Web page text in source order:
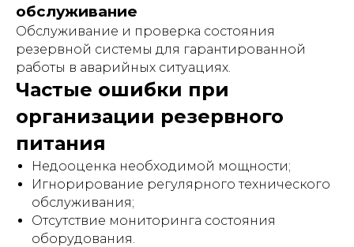
обслуживание
Обслуживание и проверка состояния
резервной системы для гарантированной
работы в аварийных ситуациях.
Частые ошибки при
организации резервного
питания
Недооценка необходимой мощности;
Игнорирование регулярного технического
обслуживания;
Отсутствие мониторинга состояния
оборудования.